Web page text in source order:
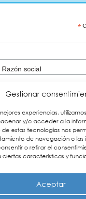
Gestionar
experiencias,
y/o acceder a la
de estas tecnologías nos
de navegación o las
o retirar el
características y
Aceptar
*
social
debes verificar tu
te enviaremos para darte
Si no lo
Spam y añade nuestra